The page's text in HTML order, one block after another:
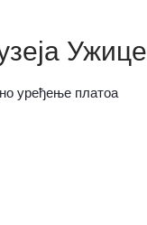
Ужице
уређење платоа